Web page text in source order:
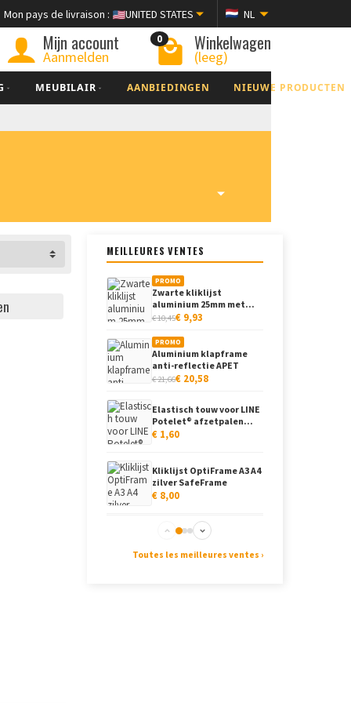
Mon pays de livraison : UNITED STATES NL
Mijn account
Aanmelden
0 Winkelwagen
(leeg)
MEUBILAIR AANBIEDINGEN NIEUWE PRODUCTEN
MEILLEURES VENTES
PROMO
Zwarte kliklijst
aluminium 25mm met...
€ 10,45€ 9,93
PROMO
Aluminium klapframe
anti-reflectie APET
€ 21,66€ 20,58
Elastisch touw voor LINE
Potelet® afzetpalen...
€ 1,60
Kliklijst OptiFrame A3 A4
zilver SafeFrame
€ 8,00
Kliklijst aluminium
satijn afgeronde
hoeken...
€ 8,68
Toutes les meilleures ventes ›